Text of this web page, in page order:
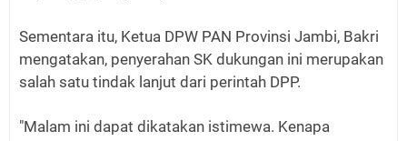
Sementara itu, Ketua DPW PAN Provinsi Jambi, Bakri
mengatakan, penyerahan SK dukungan ini merupakan
salah satu tindak lanjut dari perintah DPP.
"Malam ini dapat dikatakan istimewa. Kenapa